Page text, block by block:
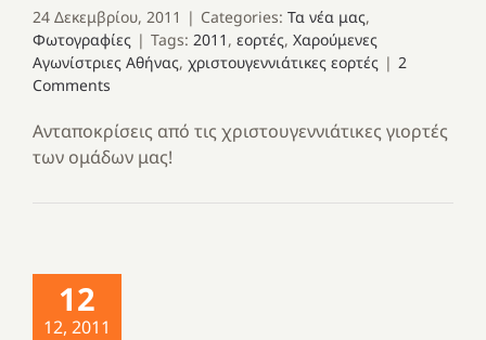
24 Δεκεμβρίου, 2011 | Categories: Τα νέα μας,
Φωτογραφίες | Tags: 2011 , εορτές, Χαρούμενες
Αγωνίστριες Αθήνας, χριστουγεννιάτικες εορτές | 2
Comments
Ανταποκρίσεις από τις χριστουγεννιάτικες γιορτές
των ομάδων μας!
12
12, 2011